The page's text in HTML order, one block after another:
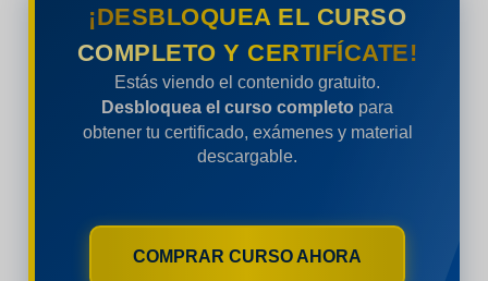
¡DESBLOQUEA EL CURSO
COMPLETO Y CERTIFÍCATE!
Estás viendo el contenido gratuito.
Desbloquea el curso completo para
obtener tu certificado, exámenes y material
descargable.
COMPRAR CURSO AHORA